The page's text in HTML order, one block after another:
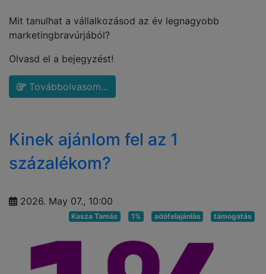
Mit tanulhat a vállalkozásod az év legnagyobb
marketingbravúrjából?
Olvasd el a bejegyzést!
Továbbolvasom...
Kinek ajánlom fel az 1
százalékom?
2026. May 07., 10:00
Kasza Tamás 1% adófelajánlás támogatás